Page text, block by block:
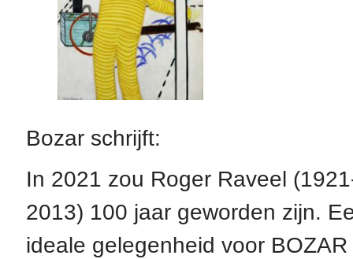
Bozar schrijft:
In 2021 zou Roger Raveel
2013) 100 jaar geworden zijn.
ideale gelegenheid voor BOZAR